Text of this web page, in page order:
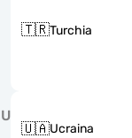
🇹🇷Turchia
U
🇺🇦Ucraina